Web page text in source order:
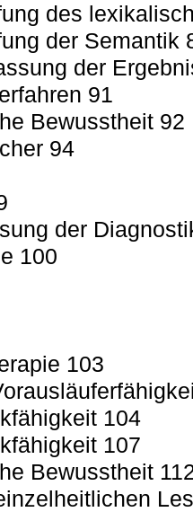
des
der Semantik
der
91
Bewusstheit 92
94
der
100
103
104
107
Bewusstheit